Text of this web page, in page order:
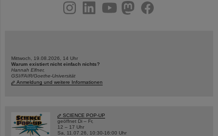
youtubehelmholtz.socialfacebook
Mittwoch, 19.08.2026, 14 Uhr
Warum existiert nicht einfach nichts?
Hannah Elfner,
GSI/FAIR/Goethe-Universität
Anmeldung und weitere Informationen
SCIENCE POP-UP
geöffnet Di – Fr,
12 – 17 Uhr
Sa, 11.07.26, 10:30-16:00 Uhr